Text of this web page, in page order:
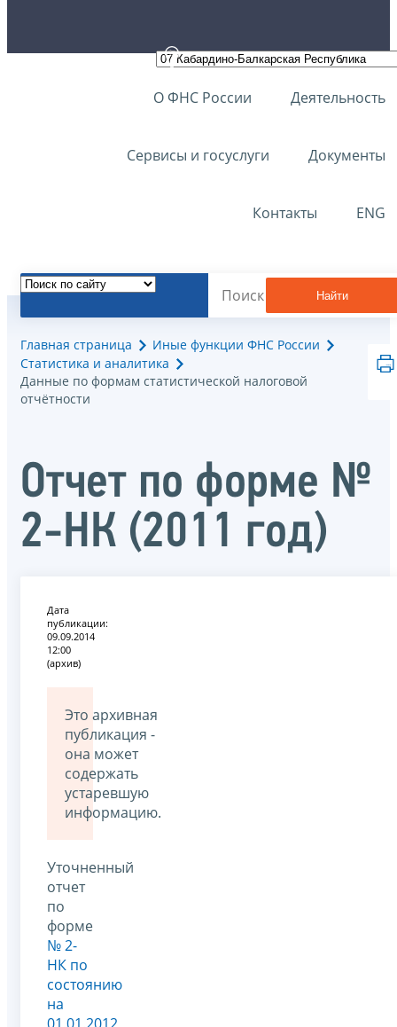
О ФНС России Деятельность
Сервисы и госуслуги Документы
Контакты ENG
Найти
Главная страница
Иные функции ФНС России
Статистика и аналитика
Данные по формам статистической налоговой
отчётности
Отчет по форме №
2-НК (2011 год)
Дата
публикации:
09.09.2014
12:00
(архив)
Это архивная
публикация -
она может
содержать
устаревшую
информацию.
Уточненный
отчет
по
форме
№ 2-
НК по
состоянию
на